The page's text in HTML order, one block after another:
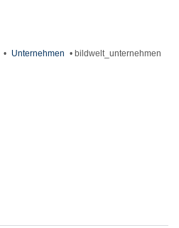
• Unternehmen • bildwelt_unternehmen